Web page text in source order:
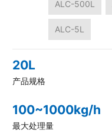
ALC-500L
ALC-5L
20L
产品规格
100~1000kg/h
最大处理量